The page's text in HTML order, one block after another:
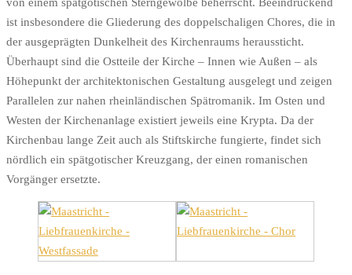
ist insbesondere die Gliederung des doppelschaligen Chores, die in
der ausgeprägten Dunkelheit des Kirchenraums heraussticht.
Überhaupt sind die Ostteile der Kirche – Innen wie Außen – als
Höhepunkt der architektonischen Gestaltung ausgelegt und zeigen
Parallelen zur nahen rheinländischen Spätromanik. Im Osten und
Westen der Kirchenanlage existiert jeweils eine Krypta. Da der
Kirchenbau lange Zeit auch als Stiftskirche fungierte, findet sich
nördlich ein spätgotischer Kreuzgang, der einen romanischen
Vorgänger ersetzte.